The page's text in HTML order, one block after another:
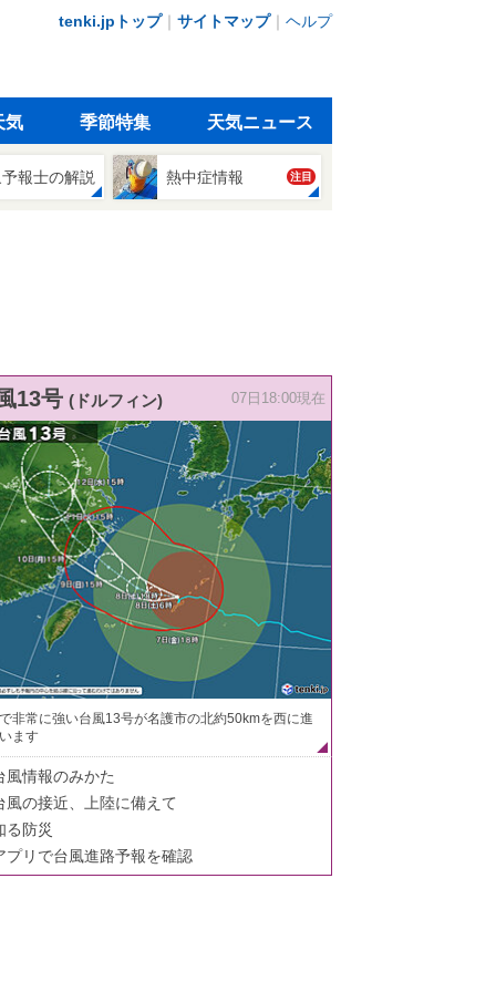
tenki.jpトップ｜ サイトマップ｜ ヘルプ
気 季節特集 天気ニュース
報士の解説 熱中症情報 注目
13号 (ドルフィン) 07日18:00現在
非常に強い台風13号が名護市の北約50kmを西に進
ます
風情報のみかた
風の接近、上陸に備えて
る防災
プリで台風進路予報を確認